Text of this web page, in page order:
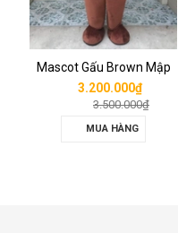
Mascot Gấu Brown Mập
3.200.000₫
3.500.000₫
MUA HÀNG